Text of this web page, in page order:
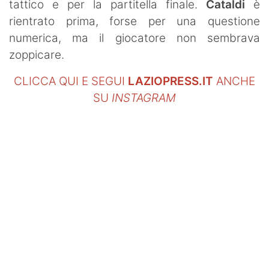
tattico e per la partitella finale. Cataldi è
rientrato prima, forse per una questione
numerica, ma il giocatore non sembrava
zoppicare.
CLICCA QUI E SEGUI LAZIOPRESS.IT ANCHE
SU INSTAGRAM